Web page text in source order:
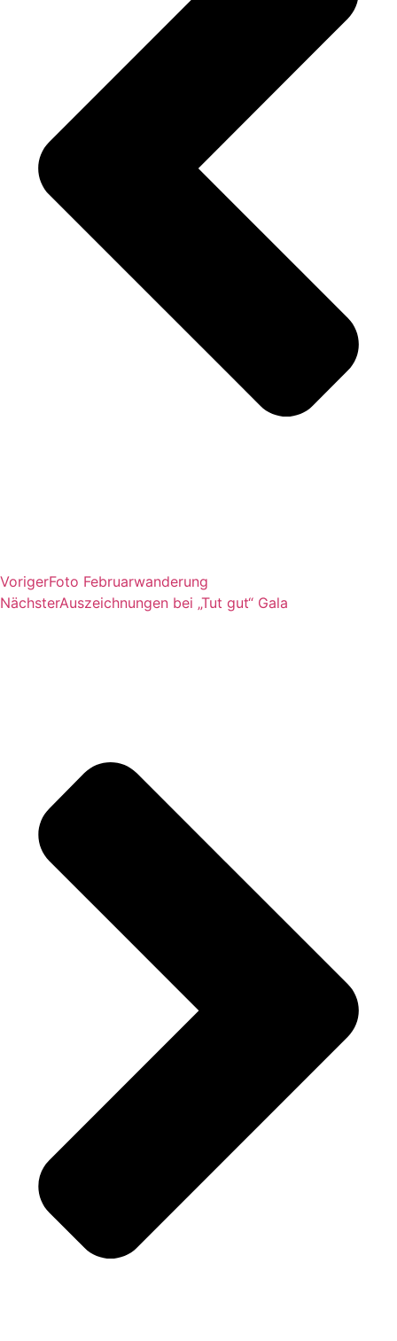
VorigerFoto Februarwanderung
NächsterAuszeichnungen bei „Tut gut“ Gala